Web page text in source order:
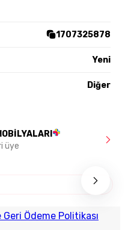
1707325878
Yeni
Diğer
üye
Geri Ödeme Politikası